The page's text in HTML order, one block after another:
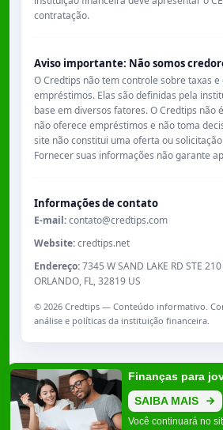
Finanças para
SAIBA MAIS
Você continuará no
contratação.
Aviso importante: Não somos
O Credtips não tem controle sobre taxas e
empréstimos. Elas são definidas pela
base em diversos fatores. O Credtips não
não oferece empréstimos e não toma
site não constitui uma oferta ou
Fornecer suas informações não garante
Informações de contato
E-mail:contato@credtips.com
Website:credtips.net
Endereço:7345 W SAND LAKE RD STE
ORLANDO, FL, 32819 US
© 2026 Credtips — Conteúdo informativo.
análise e políticas da instituição financeira.
7345 W SAND LAKE RD STE 210 OFFICE 700,